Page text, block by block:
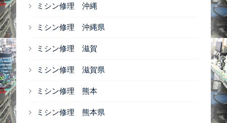
ミシン修理 沖縄
ミシン修理 沖縄県
ミシン修理 滋賀
ミシン修理 滋賀県
ミシン修理 熊本
ミシン修理 熊本県